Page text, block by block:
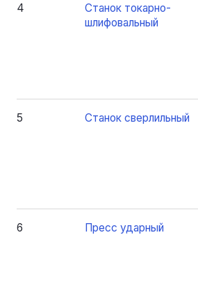
4
Станок токарно-
шлифовальный
5 Станок сверлильный
6 Пресс ударный